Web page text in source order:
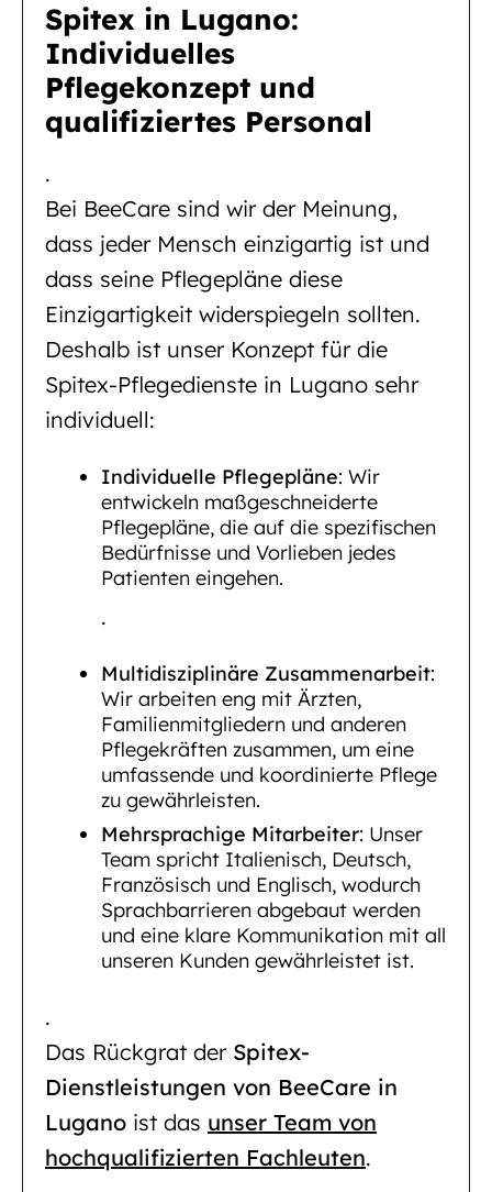
Spitex in Lugano:
Individuelles
Pflegekonzept und
qualifiziertes Personal
.
Bei BeeCare sind wir der Meinung,
dass jeder Mensch einzigartig ist und
dass seine Pflegepläne diese
Einzigartigkeit widerspiegeln sollten.
Deshalb ist unser Konzept für die
Spitex-Pflegedienste in Lugano sehr
individuell:
Individuelle Pflegepläne: Wir
entwickeln maßgeschneiderte
Pflegepläne, die auf die spezifischen
Bedürfnisse und Vorlieben jedes
Patienten eingehen.
.
Multidisziplinäre Zusammenarbeit:
Wir arbeiten eng mit Ärzten,
Familienmitgliedern und anderen
Pflegekräften zusammen, um eine
umfassende und koordinierte Pflege
zu gewährleisten.
Mehrsprachige Mitarbeiter: Unser
Team spricht Italienisch, Deutsch,
Französisch und Englisch, wodurch
Sprachbarrieren abgebaut werden
und eine klare Kommunikation mit all
unseren Kunden gewährleistet ist.
.
Das Rückgrat der Spitex-
Dienstleistungen von BeeCare in
Lugano ist das unser Team von
hochqualifizierten Fachleuten.